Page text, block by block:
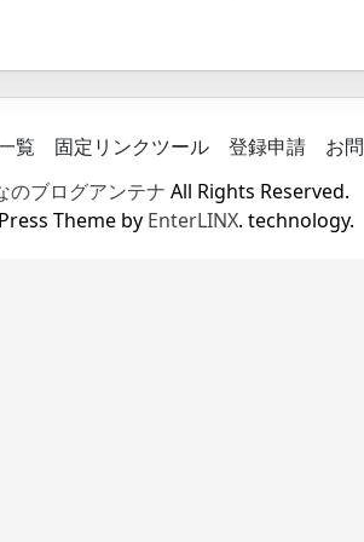
覧 固定リンクツール 登録申請
お
のブログアンテナ All Rights Reserved.
Theme by EnterLINX. technology.